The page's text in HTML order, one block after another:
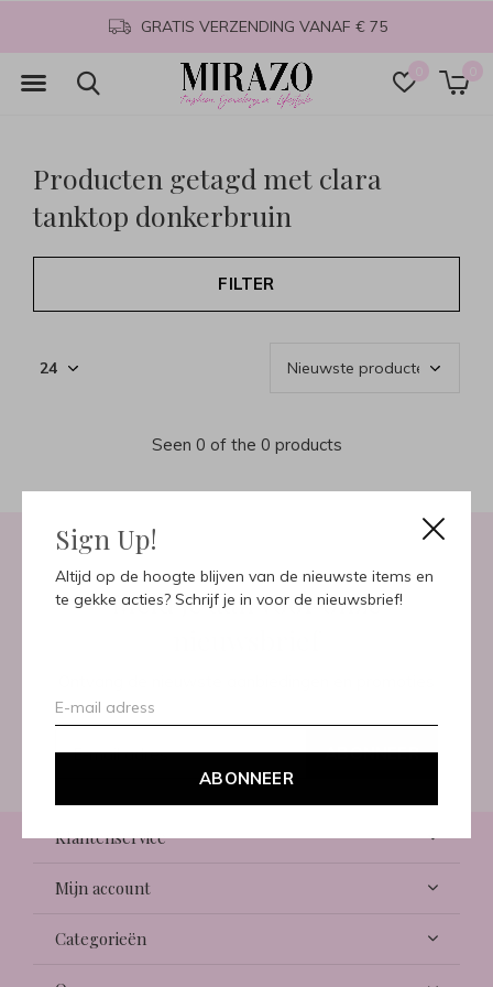
Sign Up!
Altijd op de hoogte blijven van de nieuwste items en
te gekke acties? Schrijf je in voor de nieuwsbrief!
ABONNEER
0 0
GRATIS VERZENDING VANAF € 75
Producten getagd met clara
tanktop donkerbruin
FILTER
Seen 0 of the 0 products
Meld je aan voor onze
ABONNEER
Klantenservice
Mijn account
Categorieën